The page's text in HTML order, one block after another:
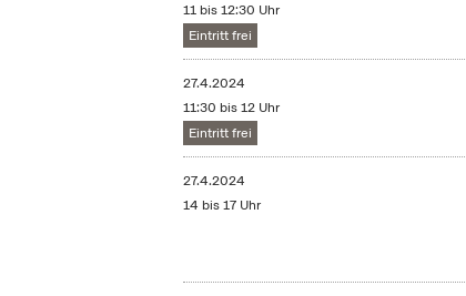
11 bis 12:30 Uhr
Eintritt frei
27.4.2024
11:30 bis 12 Uhr
Eintritt frei
27.4.2024
14 bis 17 Uhr